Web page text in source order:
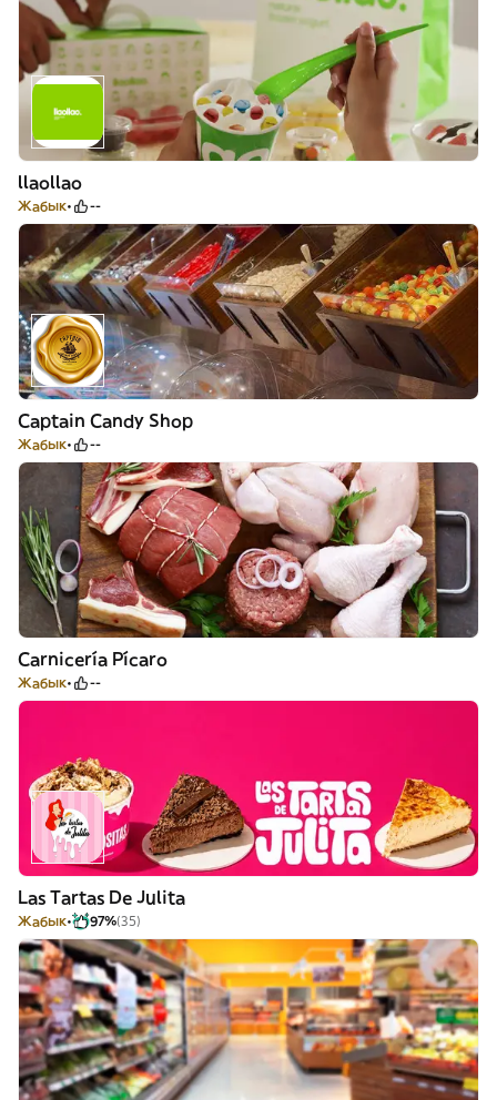
llaollao
Жабык --
Captain Candy Shop
Жабык --
Carnicería Pícaro
Жабык --
Las Tartas De Julita
Жабык 97%(35)